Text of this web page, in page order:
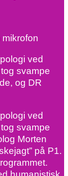
ved
svampe
og DR
ved
svampe
Morten
på P1.